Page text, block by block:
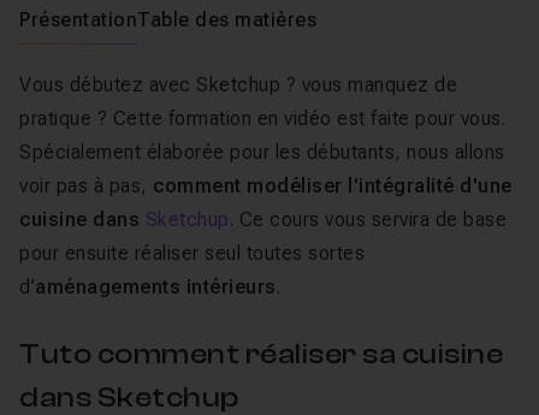
PrésentationTable des matières
Vous débutez avec Sketchup ? vous manquez de
pratique ? Cette formation en vidéo est faite pour vous.
Spécialement élaborée pour les débutants, nous allons
voir pas à pas, comment modéliser l'intégralité d'une
cuisine dans Sketchup. Ce cours vous servira de base
pour ensuite réaliser seul toutes sortes
d’aménagements intérieurs.
Tuto comment réaliser sa cuisine
dans Sketchup